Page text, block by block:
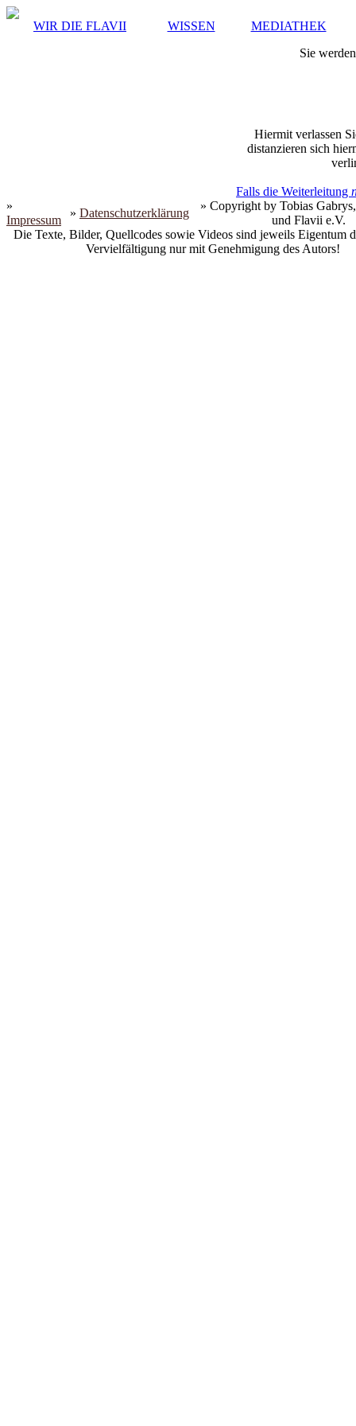
WIR DIE FLAVII WISSEN
MEDIATHEK
Sie
Hiermit verlassen
distanzieren sich
Falls die Weiterleitung
»
Impressum
» Datenschutzerklärung
» Copyright by Tobias
und Flavii e.V.
Die Texte, Bilder, Quellcodes sowie Videos sind jeweils Eigentum
Vervielfältigung nur mit Genehmigung des Autors!